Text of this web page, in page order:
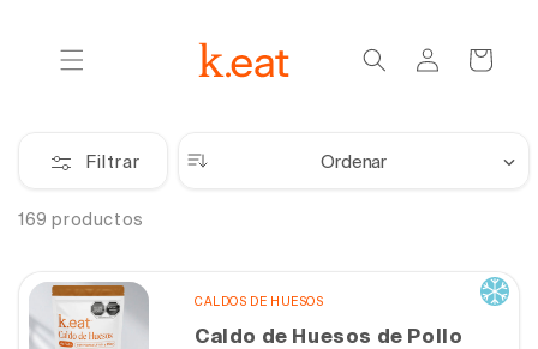
al contenido
sesión
Carrito
Filtrar Ordenar
169 productos
CALDOS DE HUESOS
Caldo de Huesos de Pollo